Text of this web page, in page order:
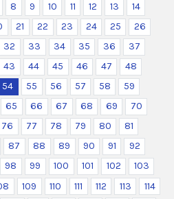
8 9 10 11 12 13
14
21 22 23 24 25
26
32 33 34 35 36
37
43 44 45 46 47
48
54 55 56 57 58
59
65 66 67 68 69
70
76 77 78 79 80
81
87 88 89 90 91
92
98 99 100 101 102
103
109 110 111 112 113
114